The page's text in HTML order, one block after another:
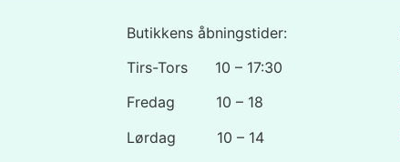
Butikkens åbningstider:
Tirs-Tors 10 – 17:30
Fredag 10 – 18
Lørdag 10 – 14